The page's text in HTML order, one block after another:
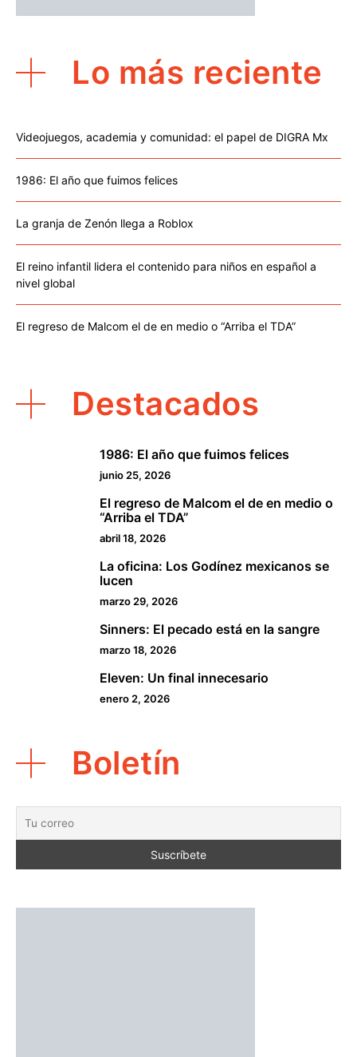
Lo más reciente
Videojuegos, academia y comunidad: el papel de DIGRA Mx
1986: El año que fuimos felices
La granja de Zenón llega a Roblox
El reino infantil lidera el contenido para niños en español a
nivel global
El regreso de Malcom el de en medio o “Arriba el TDA”
Destacados
1986: El año que fuimos felices
junio 25, 2026
El regreso de Malcom el de en medio o
“Arriba el TDA”
abril 18, 2026
La oficina: Los Godínez mexicanos se
lucen
marzo 29, 2026
Sinners: El pecado está en la sangre
marzo 18, 2026
Eleven: Un final innecesario
enero 2, 2026
Boletín